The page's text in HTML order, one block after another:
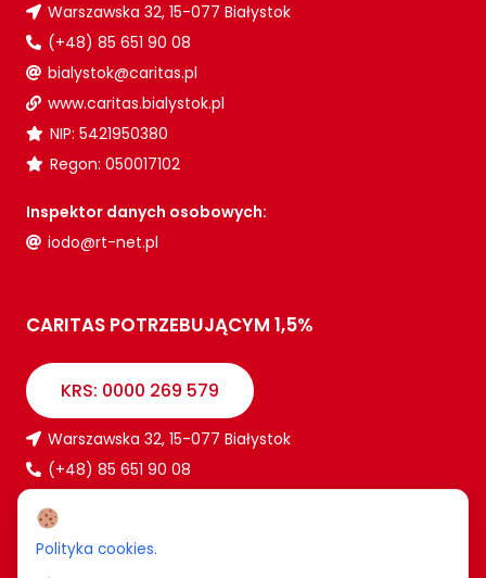
Warszawska 32, 15-077 Białystok
(+48) 85 651 90 08
bialystok@caritas.pl
www.caritas.bialystok.pl
NIP: 5421950380
Regon: 050017102
Inspektor danych osobowych:
iodo@rt-net.pl
CARITAS POTRZEBUJĄCYM 1,5%
KRS: 0000 269 579
Warszawska 32, 15-077 Białystok
(+48) 85 651 90 08
bialystok@caritas.pl
Polityka cookies.